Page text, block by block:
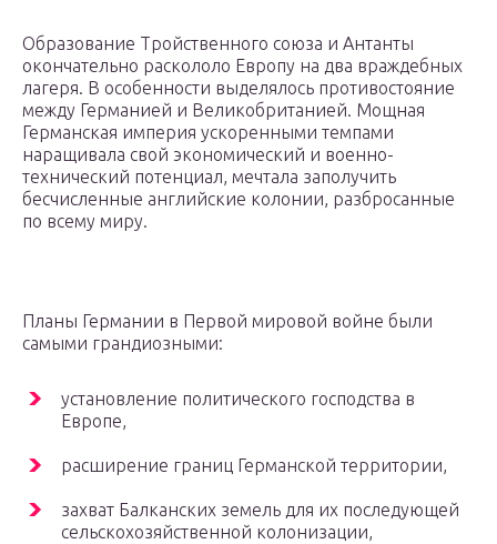
Образование Тройственного союза и Антанты
окончательно раскололо Европу на два враждебных
лагеря. В особенности выделялось противостояние
между Германией и Великобританией. Мощная
Германская империя ускоренными темпами
наращивала свой экономический и военно-
технический потенциал, мечтала заполучить
бесчисленные английские колонии, разбросанные
по всему миру.
Планы Германии в Первой мировой войне были
самыми грандиозными:
установление политического господства в
Европе,
расширение границ Германской территории,
захват Балканских земель для их последующей
сельскохозяйственной колонизации,